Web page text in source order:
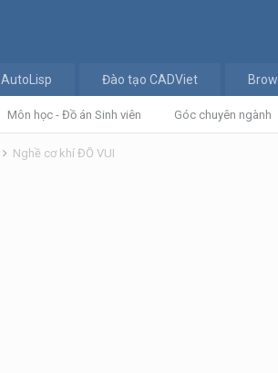
Môn học - Đồ án Sinh viên Góc chuyên ngành
AutoLisp Đào tạo CADViet
Nghề cơ khí ĐỐ VUI